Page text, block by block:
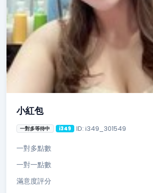
小紅包
一對多等待中 i349 ID: i349_301549
一對多點數
一對一點數
滿意度評分